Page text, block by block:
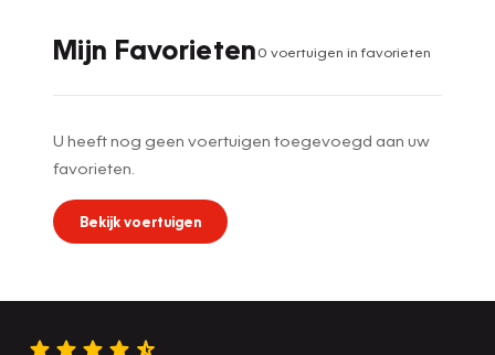
Mijn Favorieten0 voertuigen in favorieten
U heeft nog geen voertuigen toegevoegd aan uw
favorieten.
Bekijk voertuigen